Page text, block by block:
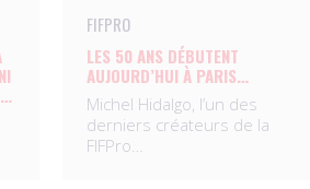
FIFPRO
LES 50 ANS DÉBUTENT
AUJOURD’HUI À PARIS…
Michel Hidalgo, l’un des
derniers créateurs de la
FIFPro…